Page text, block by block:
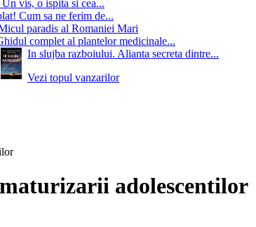
vis, o ispita si cea...
Cum sa ne ferim de...
paradis al Romaniei Mari
complet al plantelor medicinale...
In slujba razboiului. Alianta secreta dintre...
Vezi topul vanzarilor
adolescentilor